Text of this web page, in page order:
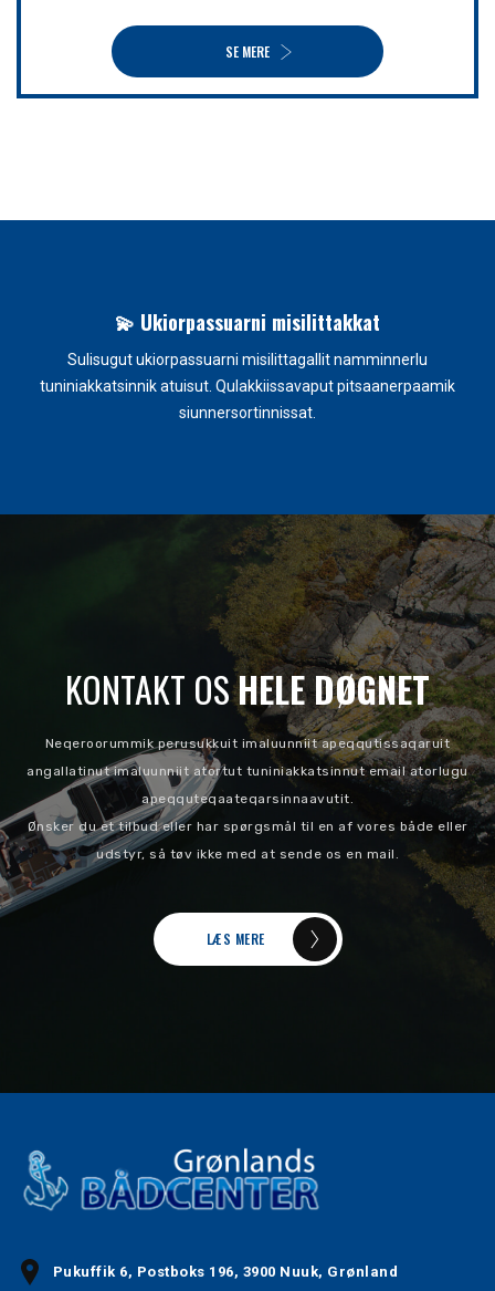
SE MERE
💫 Ukiorpassuarni misilittakkat
Sulisugut ukiorpassuarni misilittagallit namminnerlu
tuniniakkatsinnik atuisut. Qulakkiissavaput pitsaanerpaamik
siunnersortinnissat.
KONTAKT OSHELE DØGNET
Neqeroorummik perusukkuit imaluunniit apeqqutissaqaruit
angallatinut imaluunniit atortut tuniniakkatsinnut email atorlugu
apeqquteqaateqarsinnaavutit.
Ønsker du et tilbud eller har spørgsmål til en af vores både eller
udstyr, så tøv ikke med at sende os en mail.
LÆS MERE
Pukuffik 6, Postboks 196, 3900 Nuuk, Grønland